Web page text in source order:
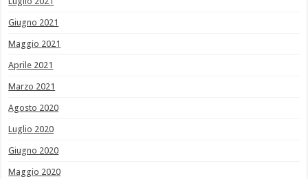
Giugno 2021
Maggio 2021
Aprile 2021
Marzo 2021
Agosto 2020
Luglio 2020
Giugno 2020
Maggio 2020